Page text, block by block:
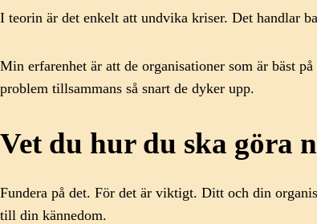
I teorin är det enkelt att undvika kriser. Det handlar
Min erfarenhet är att de organisationer som är bäst
problem tillsammans så snart de dyker upp.
Vet du hur du ska göra
Fundera på det. För det är viktigt. Ditt och din
till din kännedom.